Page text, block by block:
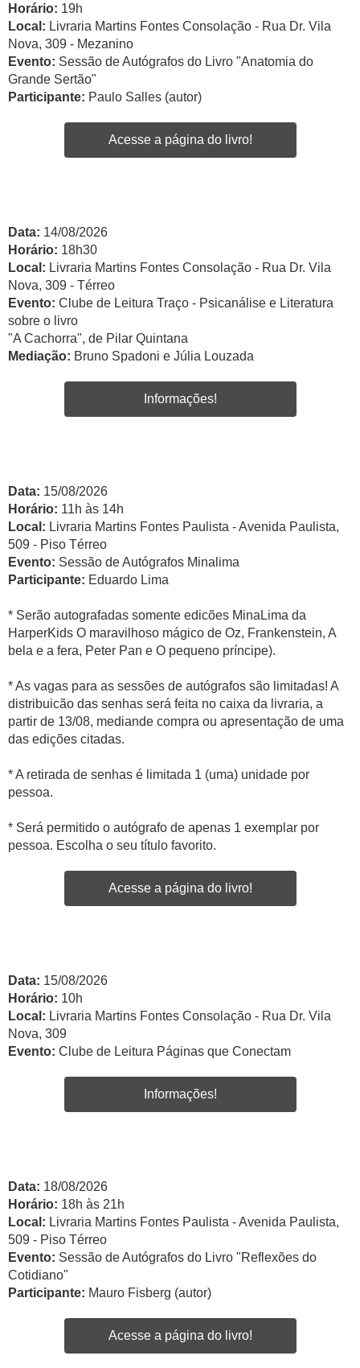
Horário: 19h
Local: Livraria Martins Fontes Consolação - Rua Dr. Vila
Nova, 309 - Mezanino
Evento: Sessão de Autógrafos do Livro "Anatomia do
Grande Sertão"
Participante: Paulo Salles (autor)
Acesse a página do livro!
Data: 14/08/2026
Horário: 18h30
Local: Livraria Martins Fontes Consolação - Rua Dr. Vila
Nova, 309 - Térreo
Evento: Clube de Leitura Traço - Psicanálise e Literatura
sobre o livro
"A Cachorra", de Pilar Quintana
Mediação: Bruno Spadoni e Júlia Louzada
Informações!
Data: 15/08/2026
Horário: 11h às 14h
Local: Livraria Martins Fontes Paulista - Avenida Paulista,
509 - Piso Térreo
Evento: Sessão de Autógrafos Minalima
Participante: Eduardo Lima
* Serão autografadas somente edicões MinaLima da
HarperKids O maravilhoso mágico de Oz, Frankenstein, A
bela e a fera, Peter Pan e O pequeno príncipe).
* As vagas para as sessões de autógrafos são limitadas! A
distribuicão das senhas será feita no caixa da livraria, a
partir de 13/08, mediande compra ou apresentação de uma
das edições citadas.
* A retirada de senhas é limitada 1 (uma) unidade por
pessoa.
* Será permitido o autógrafo de apenas 1 exemplar por
pessoa. Escolha o seu título favorito.
Acesse a página do livro!
Data: 15/08/2026
Horário: 10h
Local: Livraria Martins Fontes Consolação - Rua Dr. Vila
Nova, 309
Evento: Clube de Leitura Páginas que Conectam
Informações!
Data: 18/08/2026
Horário: 18h às 21h
Local: Livraria Martins Fontes Paulista - Avenida Paulista,
509 - Piso Térreo
Evento: Sessão de Autógrafos do Livro "Reflexões do
Cotidiano"
Participante: Mauro Fisberg (autor)
Acesse a página do livro!